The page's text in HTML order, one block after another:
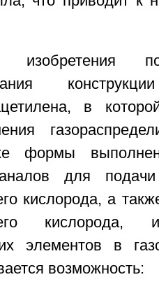
в
формы
для
кислорода, а
кислорода,
элементов в
возможность: